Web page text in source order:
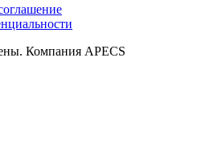
Компания APECS